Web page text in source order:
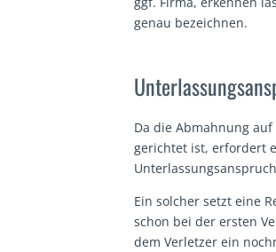
genau bezeichnen.
Da die Abmahnung
gerichtet ist, erfordert
Ein solcher setzt eine
schon bei der ersten
dem Verletzer ein